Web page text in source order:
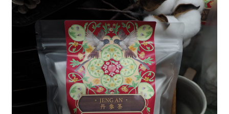
我的帳號
結帳頁面
關於我們